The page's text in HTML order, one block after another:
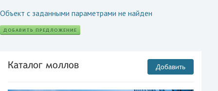
Объект с заданными параметрами не найден
ДОБАВИТЬ ПРЕДЛОЖЕНИЕ
Каталог моллов Добавить